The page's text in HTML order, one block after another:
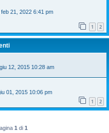
feb 21, 2022 6:41 pm
1 2
12, 2015 10:28 am
01, 2015 10:06 pm
1 2
1 di 1